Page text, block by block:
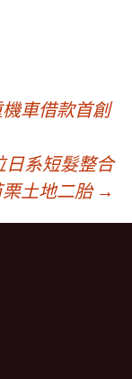
車借款首創
日系短髮整合
栗土地二胎 →